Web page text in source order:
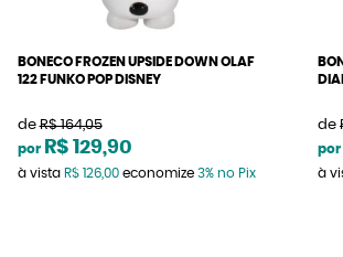
BONECO FROZEN UPSIDE DOWN OLAF
122 FUNKO POP DISNEY
de R$ 164,05
por R$ 129,90
à vista R$ 126,00economize 3% no Pix
de
por
à